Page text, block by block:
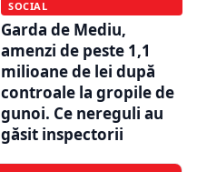
SOCIAL
Garda de Mediu,
amenzi de peste 1,1
milioane de lei după
controale la gropile de
gunoi. Ce nereguli au
găsit inspectorii